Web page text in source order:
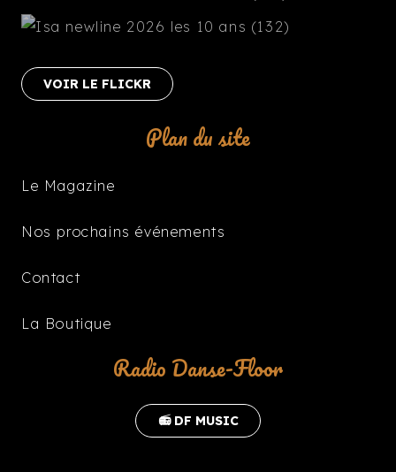
VOIR LE FLICKR
Plan du site
Le Magazine
Nos prochains événements
Contact
La Boutique
Radio Danse-Floor
📻 DF MUSIC